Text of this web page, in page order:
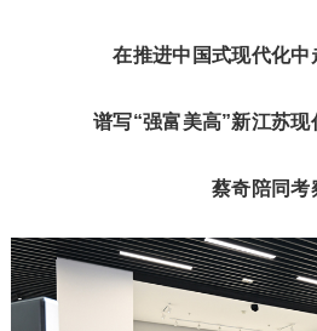
在推进中国式现代化中
谱写“强富美高”新江苏
蔡奇陪同考